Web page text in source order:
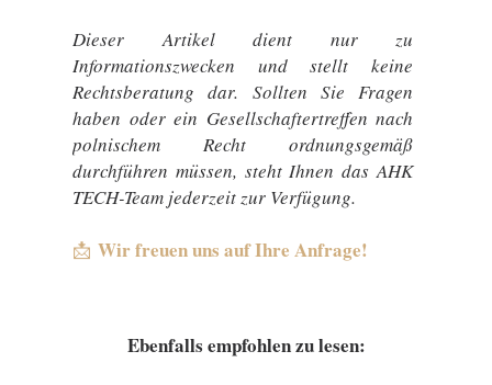
Dieser Artikel dient nur zu
Informationszwecken und stellt keine
Rechtsberatung dar. Sollten Sie Fragen
haben oder ein Gesellschaftertreffen nach
polnischem Recht ordnungsgemäß
durchführen müssen, steht Ihnen das AHK
TECH-Team jederzeit zur Verfügung.
📩 Wir freuen uns auf Ihre Anfrage!
Ebenfalls empfohlen zu lesen: